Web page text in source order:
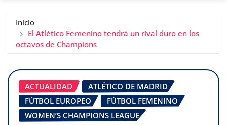
Inicio
El Atlético Femenino tendrá un rival duro en los
octavos de Champions
ACTUALIDAD
ATLÉTICO DE MADRID
FÚTBOL EUROPEO
FÚTBOL FEMENINO
WOMEN’S CHAMPIONS LEAGUE